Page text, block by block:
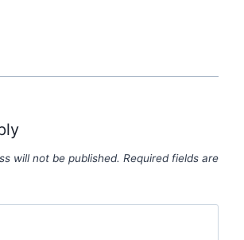
will not be published. Required fields are